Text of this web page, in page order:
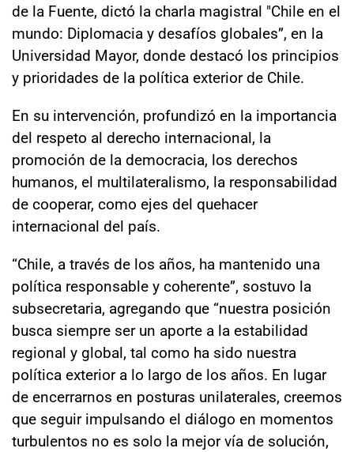
de la Fuente, dictó la charla magistral "Chile en el
mundo: Diplomacia y desafíos globales”, en la
Universidad Mayor, donde destacó los principios
y prioridades de la política exterior de Chile.
En su intervención, profundizó en la importancia
del respeto al derecho internacional, la
promoción de la democracia, los derechos
humanos, el multilateralismo, la responsabilidad
de cooperar, como ejes del quehacer
internacional del país.
“Chile, a través de los años, ha mantenido una
política responsable y coherente”, sostuvo la
subsecretaria, agregando que “nuestra posición
busca siempre ser un aporte a la estabilidad
regional y global, tal como ha sido nuestra
política exterior a lo largo de los años. En lugar
de encerrarnos en posturas unilaterales, creemos
que seguir impulsando el diálogo en momentos
turbulentos no es solo la mejor vía de solución,